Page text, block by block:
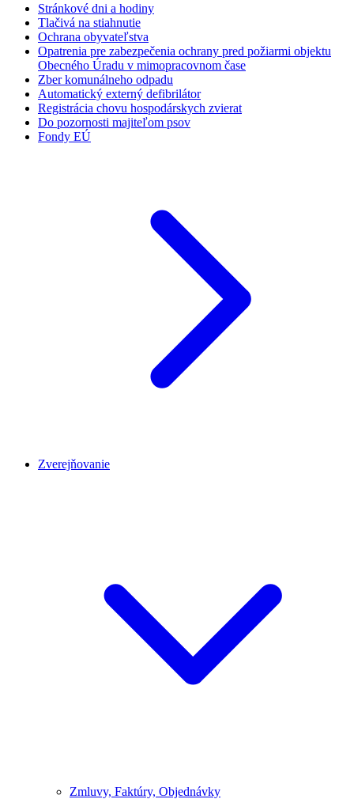
Stránkové dni a hodiny
Tlačivá na stiahnutie
Ochrana obyvateľstva
Opatrenia pre zabezpečenia ochrany pred požiarmi objektu
Obecného Úradu v mimopracovnom čase
Zber komunálneho odpadu
Automatický externý defibrilátor
Registrácia chovu hospodárskych zvierat
Do pozornosti majiteľom psov
Fondy EÚ
Zverejňovanie
Zmluvy, Faktúry, Objednávky